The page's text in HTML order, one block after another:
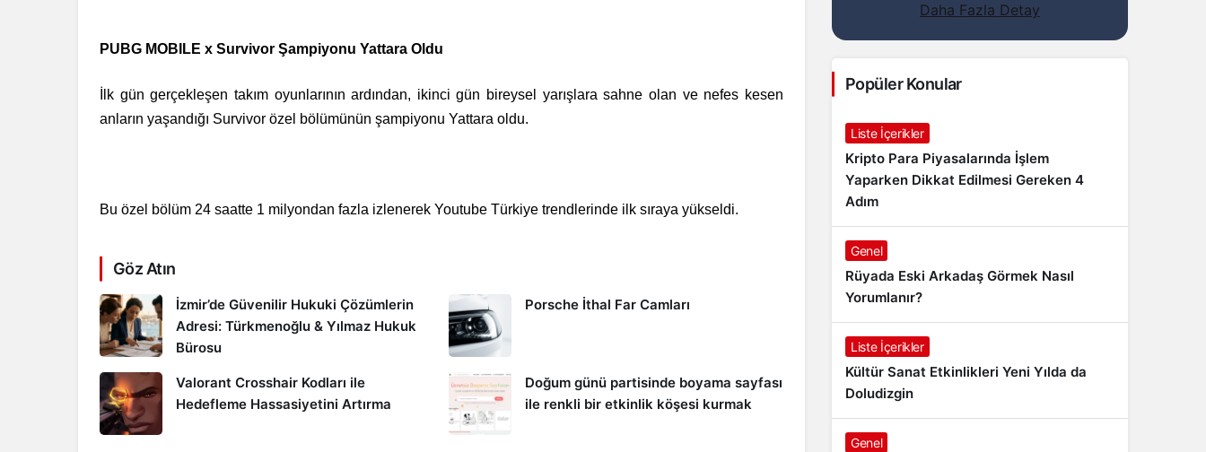
PUBG MOBILE x Survivor Şampiyonu Yattara Oldu
İlk gün gerçekleşen takım oyunlarının ardından, ikinci gün bireysel yarışlara sahne olan ve nefes kesen
anların yaşandığı Survivor özel bölümünün şampiyonu Yattara oldu.
Bu özel bölüm 24 saatte 1 milyondan fazla izlenerek Youtube Türkiye trendlerinde ilk sıraya yükseldi.
Göz Atın
İzmir’de Güvenilir Hukuki Çözümlerin
Adresi: Türkmenoğlu & Yılmaz Hukuk
Bürosu
Porsche İthal Far Camları
Valorant Crosshair Kodları ile
Hedefleme Hassasiyetini Artırma
Doğum günü partisinde boyama sayfası
ile renkli bir etkinlik köşesi kurmak
Daha Fazla Detay
Popüler Konular
Liste İçerikler
Kripto Para Piyasalarında İşlem
Yaparken Dikkat Edilmesi Gereken 4
Adım
Genel
Rüyada Eski Arkadaş Görmek Nasıl
Yorumlanır?
Liste İçerikler
Kültür Sanat Etkinlikleri Yeni Yılda da
Doludizgin
Genel